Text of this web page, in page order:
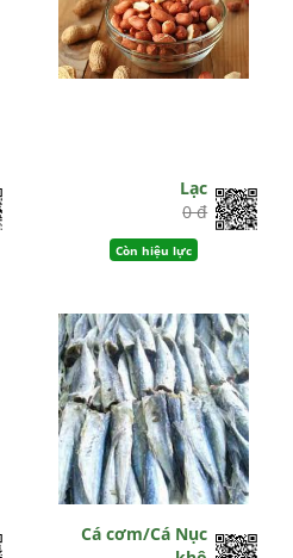
Lạc
0 đ
Còn hiệu lực
Cá cơm/Cá Nục